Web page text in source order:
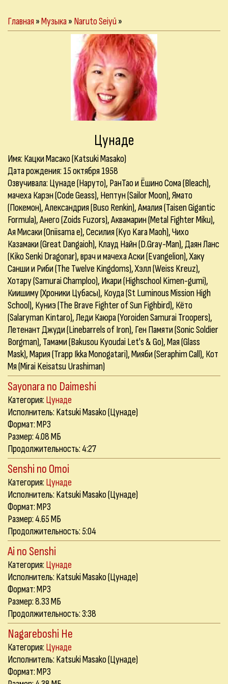
Главная»Музыка» Naruto Seiyū»
Цунаде
Имя: Кацки Масако (Katsuki Masako)
Дата рождения: 15 октября 1958
Озвучивала: Цунаде (Наруто), РанТао и Ёшино Сома (Bleach),
мачеха Карэн (Code Geass), Нептун (Sailor Moon), Ямато
(Покемон), Александрия (Buso Renkin), Амалия (Taisen Gigantic
Formula), Анего (Zoids Fuzors), Аквамарин (Metal Fighter Miku),
Ая Мисаки (Oniisama e), Сесилия (Kyo Kara Maoh), Чихо
Казамаки (Great Dangaioh), Клауд Найн (D.Gray-Man), Даян Ланс
(Kiko Senki Dragonar), врач и мачеха Аски (Evangelion), Хаку
Санши и Риби (The Twelve Kingdoms), Хэлл (Weiss Kreuz),
Хотару (Samurai Champloo), Икари (Highschool Kimen-gumi),
Киишиму (Хроники Цубасы), Коуда (St Luminous Mission High
School), Куниэ (The Brave Fighter of Sun Fighbird), Кёто
(Salaryman Kintaro), Леди Каюра (Yoroiden Samurai Troopers),
Летенант Джуди (Linebarrels of Iron), Ген Памяти (Sonic Soldier
Borgman), Тамами (Bakusou Kyoudai Let's & Go), Мая (Glass
Mask), Мария (Trapp Ikka Monogatari), Мияби (Seraphim Call), Кот
Мя (Mirai Keisatsu Urashiman)
Sayonara no Daimeshi
Категория: Цунаде
Исполнитель: Katsuki Masako (Цунаде)
Формат: MP3
Размер: 4.08 МБ
Продолжительность: 4:27
Senshi no Omoi
Категория: Цунаде
Исполнитель: Katsuki Masako (Цунаде)
Формат: MP3
Размер: 4.65 МБ
Продолжительность: 5:04
Ai no Senshi
Категория: Цунаде
Исполнитель: Katsuki Masako (Цунаде)
Формат: MP3
Размер: 8.33 МБ
Продолжительность: 3:38
Nagareboshi He
Категория: Цунаде
Исполнитель: Katsuki Masako (Цунаде)
Формат: MP3